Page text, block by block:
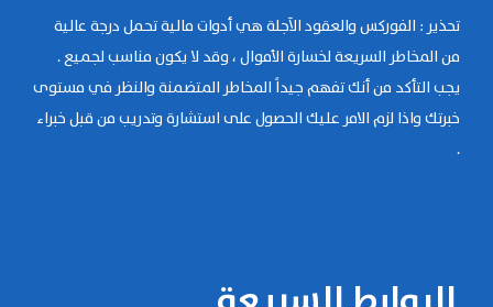
تحذير : الفوركس والعقود الآجلة هي أدوات مالية تحمل درجة عالية
من المخاطر السريعة لخسارة الأموال ، وقد لا يكون مناسب لجميع .
يجب التأكد من أنك تفهم جيداً المخاطر المتضمنة والنظر في مستوى
خبرتك واذا لزم الامر عليك الحصول على استشارة وتدريب من قبل خبراء
.